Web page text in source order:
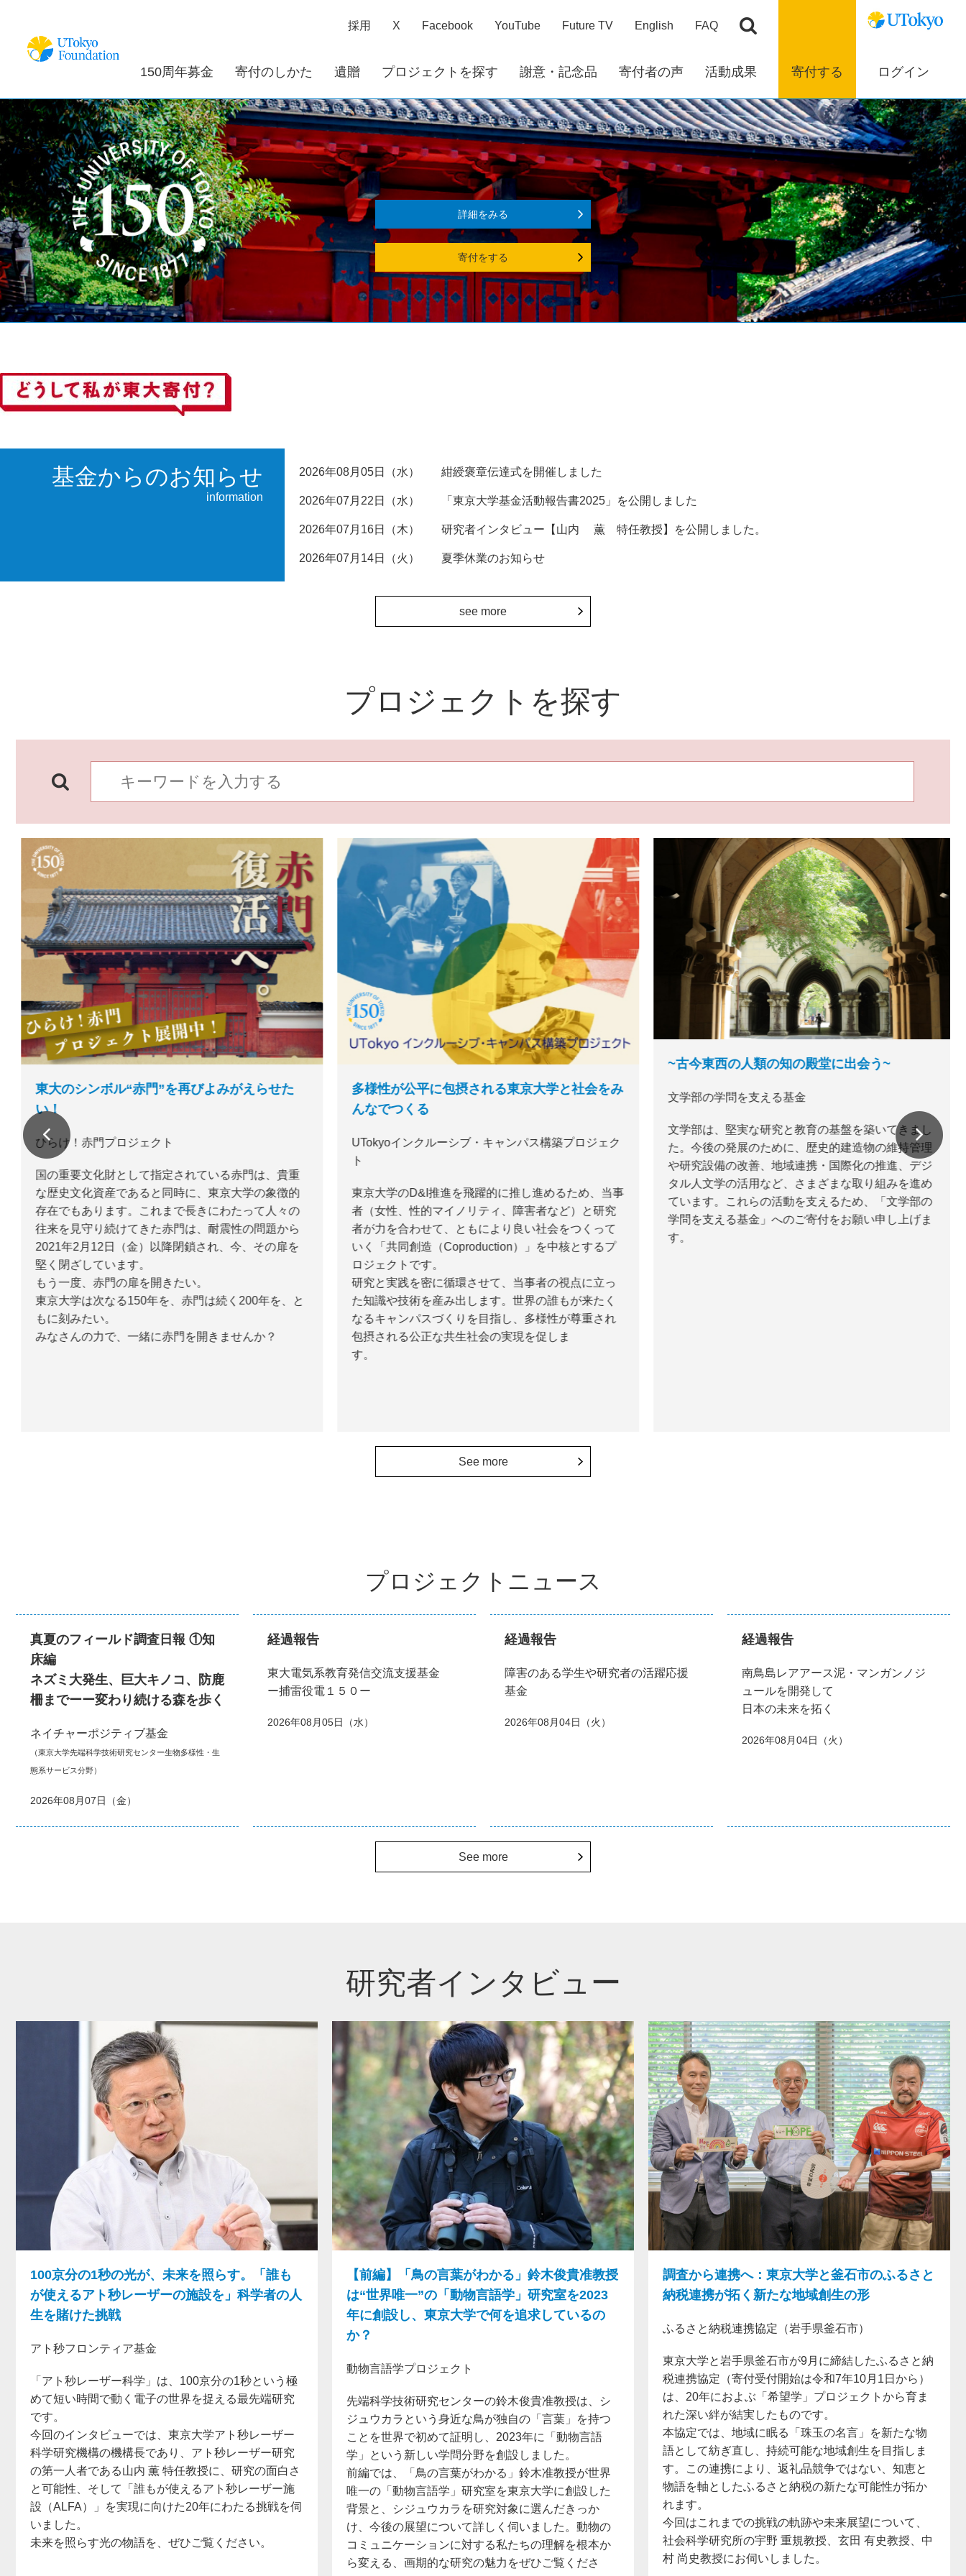
採用 X Facebook YouTube Future TV English FAQ
150周年募金 寄付のしかた 遺贈 プロジェクトを探す 謝意・記念品 寄付者の声 活動成果 寄付する ログイン
詳細をみる
寄付をする
基金からのお知らせ
information
2026年08月05日（水） 紺綬褒章伝達式を開催しました
2026年07月22日（水） 「東京大学基金活動報告書2025」を公開しました
2026年07月16日（木） 研究者インタビュー【山内 薫 特任教授】を公開しました。
2026年07月14日（火） 夏季休業のお知らせ
see more
プロジェクトを探す
東大のシンボル“赤門”を再びよみがえらせた
い！
ひらけ！赤門プロジェクト
国の重要文化財として指定されている赤門は、貴重
な歴史文化資産であると同時に、東京大学の象徴的
存在でもあります。これまで長きにわたって人々の
往来を見守り続けてきた赤門は、耐震性の問題から
2021年2月12日（金）以降閉鎖され、今、その扉を
堅く閉ざしています。
もう一度、赤門の扉を開きたい。
東京大学は次なる150年を、赤門は続く200年を、と
もに刻みたい。
みなさんの力で、一緒に赤門を開きませんか？
多様性が公平に包摂される東京大学と社会をみ
んなでつくる
UTokyoインクルーシブ・キャンパス構築プロジェク
ト
東京大学のD&I推進を飛躍的に推し進めるため、当事
者（女性、性的マイノリティ、障害者など）と研究
者が力を合わせて、ともにより良い社会をつくって
いく「共同創造（Coproduction）」を中核とするプ
ロジェクトです。
研究と実践を密に循環させて、当事者の視点に立っ
た知識や技術を産み出します。世界の誰もが来たく
なるキャンパスづくりを目指し、多様性が尊重され
包摂される公正な共生社会の実現を促しま
す。
~古今東西の人類の知の殿堂に出会う~
文学部の学問を支える基金
文学部は、堅実な研究と教育の基盤を築いてきまし
た。今後の発展のために、歴史的建造物の維持管理
や研究設備の改善、地域連携・国際化の推進、デジ
タル人文学の活用など、さまざまな取り組みを進め
ています。これらの活動を支えるため、「文学部の
学問を支える基金」へのご寄付をお願い申し上げま
す。
See more
プロジェクトニュース
真夏のフィールド調査日報 ①知
床編
ネズミ大発生、巨大キノコ、防鹿
柵までーー変わり続ける森を歩く
ネイチャーポジティブ基金
（東京大学先端科学技術研究センター生物多様性・生
態系サービス分野）
2026年08月07日（金）
経過報告
東大電気系教育発信交流支援基金
ー捕雷役電１５０ー
2026年08月05日（水）
経過報告
障害のある学生や研究者の活躍応援
基金
2026年08月04日（火）
経過報告
南鳥島レアアース泥・マンガンノジ
ュールを開発して
日本の未来を拓く
2026年08月04日（火）
See more
研究者インタビュー
100京分の1秒の光が、未来を照らす。「誰も
が使えるアト秒レーザーの施設を」科学者の人
生を賭けた挑戦
アト秒フロンティア基金
「アト秒レーザー科学」は、100京分の1秒という極
めて短い時間で動く電子の世界を捉える最先端研究
です。
今回のインタビューでは、東京大学アト秒レーザー
科学研究機構の機構長であり、アト秒レーザー研究
の第一人者である山内 薫 特任教授に、研究の面白さ
と可能性、そして「誰もが使えるアト秒レーザー施
設（ALFA）」を実現に向けた20年にわたる挑戦を伺
いました。
未来を照らす光の物語を、ぜひご覧ください。
【前編】「鳥の言葉がわかる」鈴木俊貴准教授
は“世界唯一”の「動物言語学」研究室を2023
年に創設し、東京大学で何を追求しているの
か？
動物言語学プロジェクト
先端科学技術研究センターの鈴木俊貴准教授は、シ
ジュウカラという身近な鳥が独自の「言葉」を持つ
ことを世界で初めて証明し、2023年に「動物言語
学」という新しい学問分野を創設しました。
前編では、「鳥の言葉がわかる」鈴木准教授が世界
唯一の「動物言語学」研究室を東京大学に創設した
背景と、シジュウカラを研究対象に選んだきっか
け、今後の展望について詳しく伺いました。動物の
コミュニケーションに対する私たちの理解を根本か
ら変える、画期的な研究の魅力をぜひご覧くださ
調査から連携へ：東京大学と釜石市のふるさと
納税連携が拓く新たな地域創生の形
ふるさと納税連携協定（岩手県釜石市）
東京大学と岩手県釜石市が9月に締結したふるさと納
税連携協定（寄付受付開始は令和7年10月1日から）
は、20年におよぶ「希望学」プロジェクトから育ま
れた深い絆が結実したものです。
本協定では、地域に眠る「珠玉の名言」を新たな物
語として紡ぎ直し、持続可能な地域創生を目指しま
す。この連携により、返礼品競争ではない、知恵と
物語を軸としたふるさと納税の新たな可能性が拓か
れます。
今回はこれまでの挑戦の軌跡や未来展望について、
社会科学研究所の宇野 重規教授、玄田 有史教授、中
村 尚史教授にお伺いしました。